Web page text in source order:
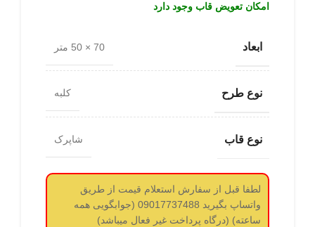
امکان تعویض قاب وجود دارد
ابعاد 70 × 50 متر
نوع طرح کلبه
نوع قاب شاپرک
لطفا قبل از سفارش استعلام قیمت از طریق
واتساپ بگیرید 09017737488 (جوابگویی همه
ساعته) (درگاه پرداخت غیر فعال میباشد)